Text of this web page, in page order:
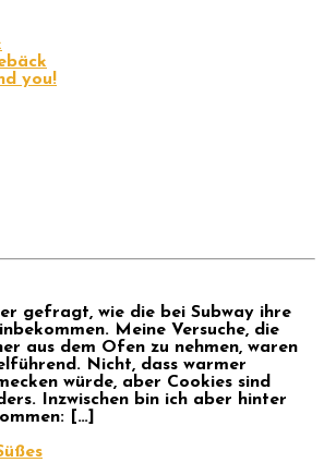
you!
gefragt, wie die bei Subway ihre
Meine Versuche, die
aus dem Ofen zu nehmen, waren
Nicht, dass warmer
würde, aber Cookies sind
Inzwischen bin ich aber hinter
[…]